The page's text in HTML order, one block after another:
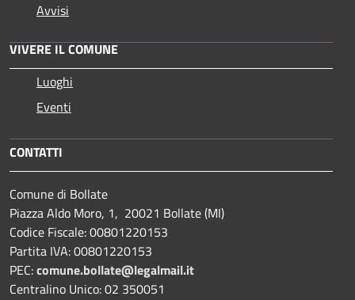
Avvisi
VIVERE IL COMUNE
Luoghi
Eventi
CONTATTI
Comune di Bollate
Piazza Aldo Moro, 1, 20021 Bollate (MI)
Codice Fiscale: 00801220153
Partita IVA: 00801220153
PEC:comune.bollate@legalmail.it
Centralino Unico: 02 350051